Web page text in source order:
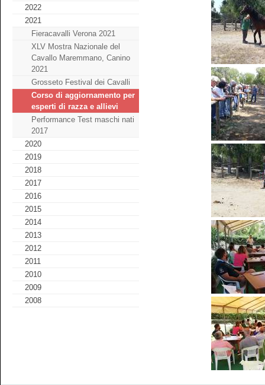
2022
2021
Fieracavalli Verona 2021
XLV Mostra Nazionale del
Cavallo Maremmano, Canino
2021
Grosseto Festival dei Cavalli
Corso di aggiornamento per
esperti di razza e allievi
Performance Test maschi nati
2017
2020
2019
2018
2017
2016
2015
2014
2013
2012
2011
2010
2009
2008